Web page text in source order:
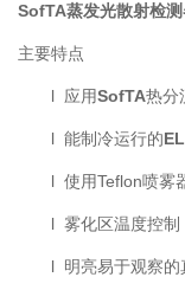
SofTA蒸发光散射检
主要特点
l 应用SofTA热分
l 能制冷运行的
l 使用Teflon喷雾
l 雾化区温度控
l 明亮易于观察